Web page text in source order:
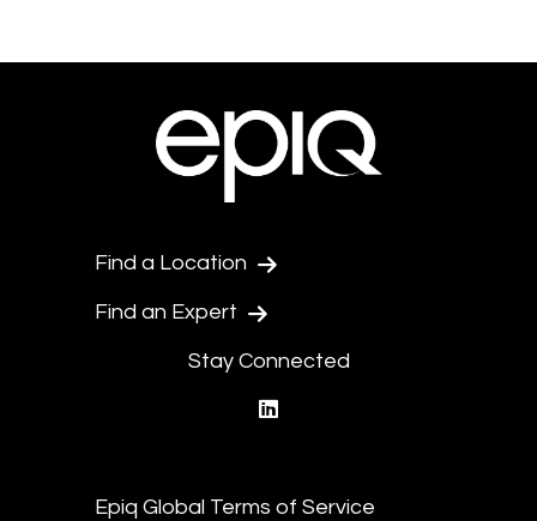
Find a Location
Find an Expert
Stay Connected
Epiq Global Terms of Service